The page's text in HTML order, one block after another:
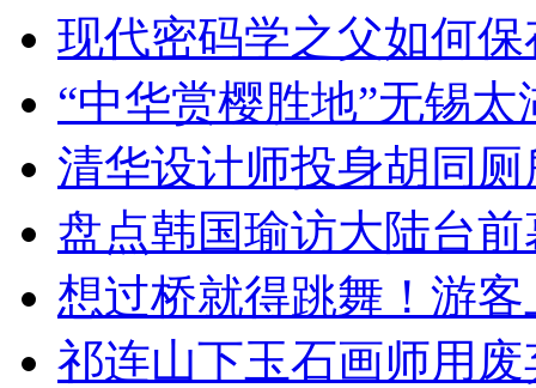
现代密码学之父如何
“中华赏樱胜地”无锡
清华设计师投身胡同
盘点韩国瑜访大陆台
想过桥就得跳舞！游客
祁连山下玉石画师用